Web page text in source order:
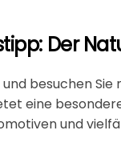
Der
und besuchen
eine
und